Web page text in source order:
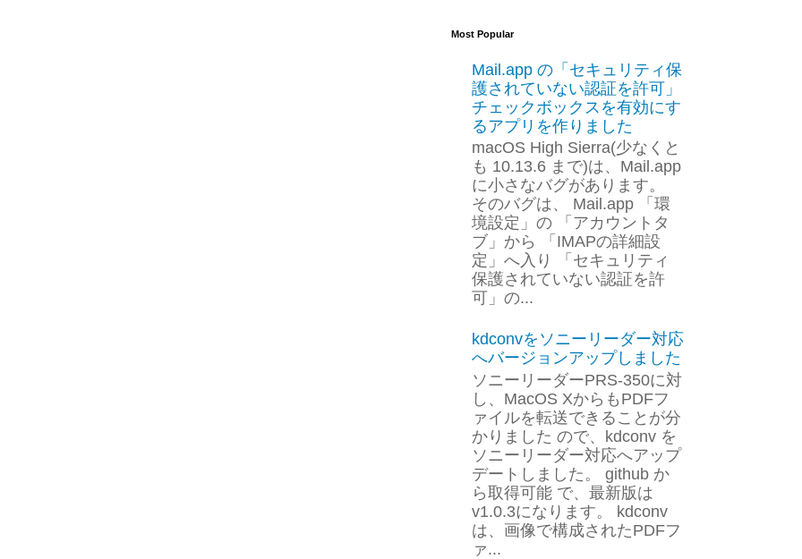
Most Popular
Mail.app の「セキュリティ保
護されていない認証を許可」
チェックボックスを有効にす
るアプリを作りました
macOS High Sierra(少なくと
も 10.13.6 まで)は、Mail.app
に小さなバグがあります。
そのバグは、 Mail.app 「環
境設定」の 「アカウントタ
ブ」から 「IMAPの詳細設
定」へ入り 「セキュリティ
保護されていない認証を許
可」の...
kdconvをソニーリーダー対応
へバージョンアップしました
ソニーリーダーPRS-350に対
し、MacOS XからもPDFフ
ァイルを転送できることが分
かりました ので、kdconv を
ソニーリーダー対応へアップ
デートしました。 github か
ら取得可能 で、最新版は
v1.0.3になります。 kdconv
は、画像で構成されたPDFフ
ァ...